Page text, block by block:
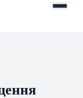
Menu